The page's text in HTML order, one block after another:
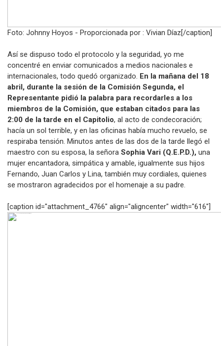
Foto: Johnny Hoyos - Proporcionada por : Vivian Díaz[/caption]
Así se dispuso todo el protocolo y la seguridad, yo me
concentré en enviar comunicados a medios nacionales e
internacionales, todo quedó organizado. En la mañana del 18
abril, durante la sesión de la Comisión Segunda, el
Representante pidió la palabra para recordarles a los
miembros de la Comisión, que estaban citados para las
2:00 de la tarde en el Capitolio, al acto de condecoración;
hacía un sol terrible, y en las oficinas había mucho revuelo, se
respiraba tensión. Minutos antes de las dos de la tarde llegó el
maestro con su esposa, la señora Sophia Vari (Q.E.P.D.), una
mujer encantadora, simpática y amable, igualmente sus hijos
Fernando, Juan Carlos y Lina, también muy cordiales, quienes
se mostraron agradecidos por el homenaje a su padre.
[caption id="attachment_4766" align="aligncenter" width="616"]